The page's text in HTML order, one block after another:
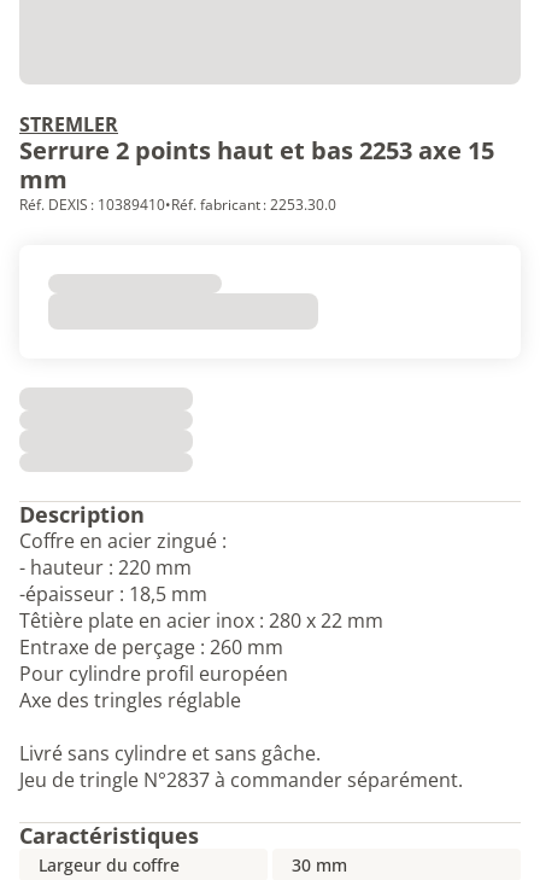
STREMLER
Serrure 2 points haut et bas 2253 axe 15
mm
Réf. DEXIS : 10389410•Réf. fabricant : 2253.30.0
Description
Coffre en acier zingué :
- hauteur : 220 mm
-épaisseur : 18,5 mm
Têtière plate en acier inox : 280 x 22 mm
Entraxe de perçage : 260 mm
Pour cylindre profil européen
Axe des tringles réglable
Livré sans cylindre et sans gâche.
Jeu de tringle N°2837 à commander séparément.
Caractéristiques
Largeur du coffre
30 mm